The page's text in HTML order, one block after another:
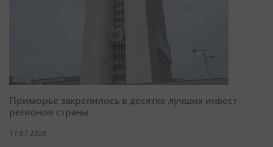
Приморье закрепилось в десятке лучших инвест-
регионов страны
17.07.2026